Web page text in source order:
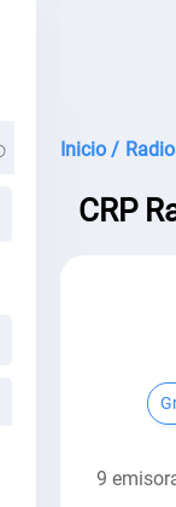
Inicio /
CRP
9